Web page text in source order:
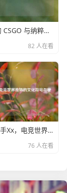
心深处对游戏
文化的重要组
虚拟世界赋予
的同时，也能沉
未来，随着王
奏响，陪伴着玩
老李船长的 CSGO 与纳粹僵尸传奇游戏之旅
82 人在看
探秘LOL选手Xx，电竞世界独特的文化符号与梗
76 人在看